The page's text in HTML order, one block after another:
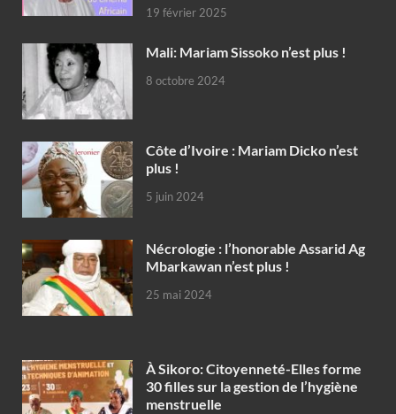
19 février 2025
Mali: Mariam Sissoko n’est plus !
8 octobre 2024
Côte d’Ivoire : Mariam Dicko n’est
plus !
5 juin 2024
Nécrologie : l’honorable Assarid Ag
Mbarkawan n’est plus !
25 mai 2024
À Sikoro: Citoyenneté-Elles forme
30 filles sur la gestion de l’hygiène
menstruelle